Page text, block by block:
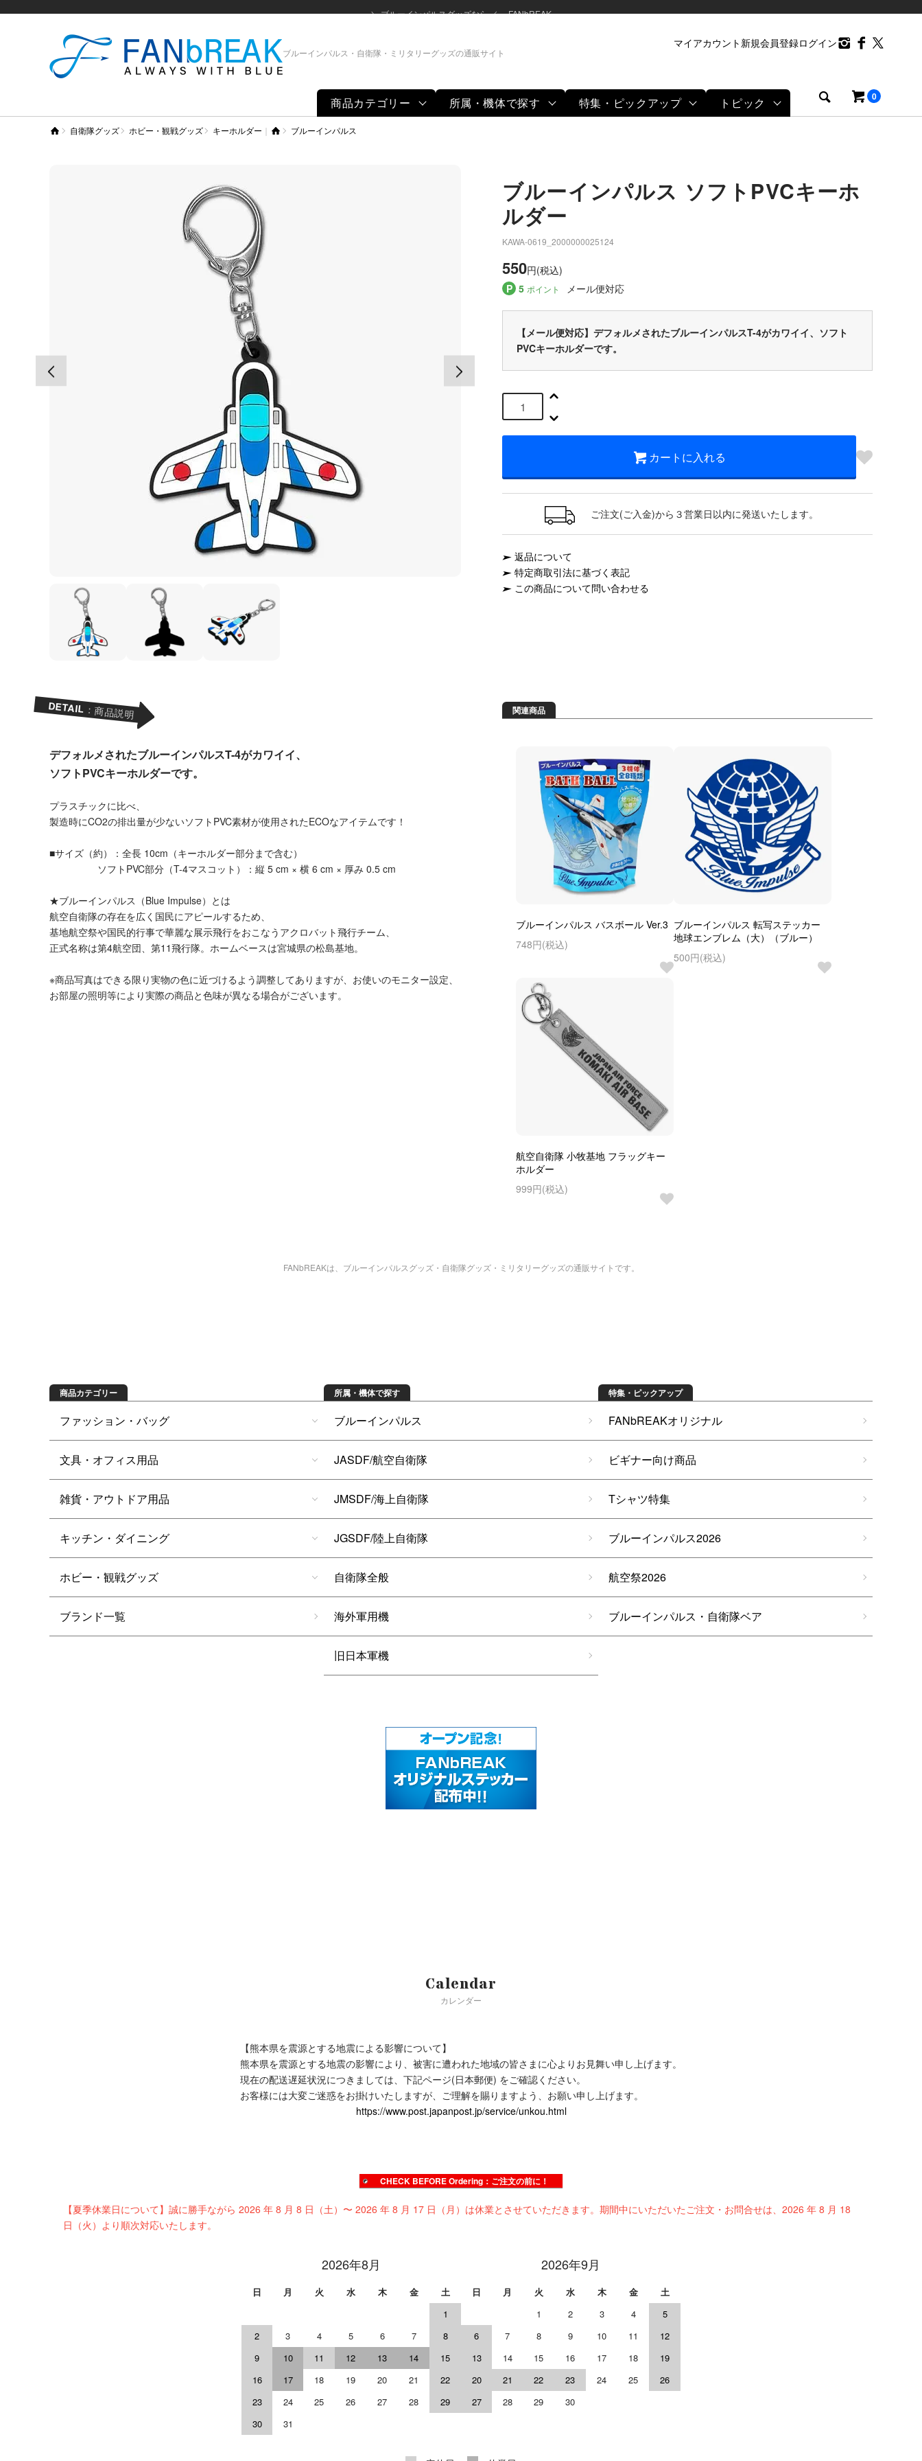
ブルーインパルス・自衛隊・ミリタリーグッズの通販サイト
0
商品カテゴリー 所属・機体で探す 特集・ピックアップ トピック
マイアカウント 新規会員登録ログイン
自衛隊グッズ ホビー・観戦グッズ キーホルダー ブルーインパルス
ブルーインパルス ソフトPVCキーホ
ルダー
KAWA-0619_2000000025124
550円(税込)
P 5 ポイント メール便対応
【メール便対応】デフォルメされたブルーインパルスT-4がカワイイ、ソフト
PVCキーホルダーです。
カートに入れる
ご注文(ご入金)から３営業日以内に発送いたします。
返品について
特定商取引法に基づく表記
この商品について問い合わせる
DETAIL：商品説明
デフォルメされたブルーインパルスT-4がカワイイ、
ソフトPVCキーホルダーです。
プラスチックに比べ、
製造時にCO2の排出量が少ないソフトPVC素材が使用されたECOなアイテムです！
■サイズ（約）：全長 10cm（キーホルダー部分まで含む）
ソフトPVC部分（T-4マスコット）：縦 5 cm × 横 6 cm × 厚み 0.5 cm
★ブルーインパルス（Blue Impulse）とは
航空自衛隊の存在を広く国民にアピールするため、
基地航空祭や国民的行事で華麗な展示飛行をおこなうアクロバット飛行チーム、
正式名称は第4航空団、第11飛行隊。ホームベースは宮城県の松島基地。
※商品写真はできる限り実物の色に近づけるよう調整してありますが、お使いのモニター設定、
お部屋の照明等により実際の商品と色味が異なる場合がございます。
関連商品
ブルーインパルス バスボール Ver.3
748円(税込)
ブルーインパルス 転写ステッカー
地球エンブレム（大）（ブルー）
500円(税込)
航空自衛隊 小牧基地 フラッグキー
ホルダー
999円(税込)
FANbREAKは、ブルーインパルスグッズ・自衛隊グッズ・ミリタリーグッズの通販サイトです。
商品を探す
商品カテゴリー
ファッション・バッグ
文具・オフィス用品
雑貨・アウトドア用品
キッチン・ダイニング
ホビー・観戦グッズ
ブランド一覧
所属・機体で探す
ブルーインパルス
JASDF/航空自衛隊
JMSDF/海上自衛隊
JGSDF/陸上自衛隊
自衛隊全般
海外軍用機
旧日本軍機
特集・ピックアップ
FANbREAKオリジナル
ビギナー向け商品
Tシャツ特集
ブルーインパルス2026
航空祭2026
ブルーインパルス・自衛隊ベア
Calendar
カレンダー
【熊本県を震源とする地震による影響について】
熊本県を震源とする地震の影響により、被害に遭われた地域の皆さまに心よりお見舞い申し上げます。
現在の配送遅延状況につきましては、下記ページ(日本郵便) をご確認ください。
お客様には大変ご迷惑をお掛けいたしますが、ご理解を賜りますよう、お願い申し上げます。
https://www.post.japanpost.jp/service/unkou.html
CHECK BEFORE Ordering：ご注文の前に！
【夏季休業日について】誠に勝手ながら 2026 年 8 月 8 日（土）〜 2026 年 8 月 17 日（月）は休業とさせていただきます。期間中にいただいたご注文・お問合せは、2026 年 8 月 18
日（火）より順次対応いたします。
2026年8月
日 月 火 水 木 金
土
1
2
3 4 5 6 7
8
9
10 11 12 13 14
15
16
17 18 19 20 21
22
23
24 25 26 27 28
29
30
31
2026年9月
日 月 火 水 木 金
土
1
2 3 4
5
6
7 8 9 10 11
12
13
14 15 16 17 18
19
20
21 22 23 24 25
26
27
28 29 30